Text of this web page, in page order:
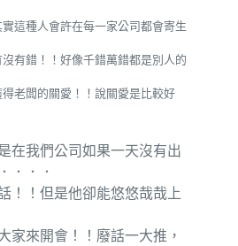
這種人會許在每一家公司都會寄生
有錯！！好像千錯萬錯都是別人的
老闆的關愛！！說關愛是比較好
在我們公司如果一天沒有出
．．．
！！但是他卻能悠悠哉哉上
家來開會！！廢話一大推，